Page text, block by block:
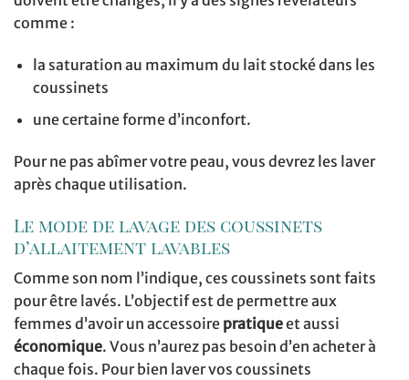
comme :
la saturation au maximum du lait stocké dans les
coussinets
une certaine forme d’inconfort.
Pour ne pas abîmer votre peau, vous devrez les laver
après chaque utilisation.
Le mode de lavage des coussinets
d’allaitement lavables
Comme son nom l’indique, ces coussinets sont faits
pour être lavés. L’objectif est de permettre aux
femmes d’avoir un accessoire pratiqueet aussi
économique. Vous n’aurez pas besoin d’en acheter à
chaque fois. Pour bien laver vos coussinets